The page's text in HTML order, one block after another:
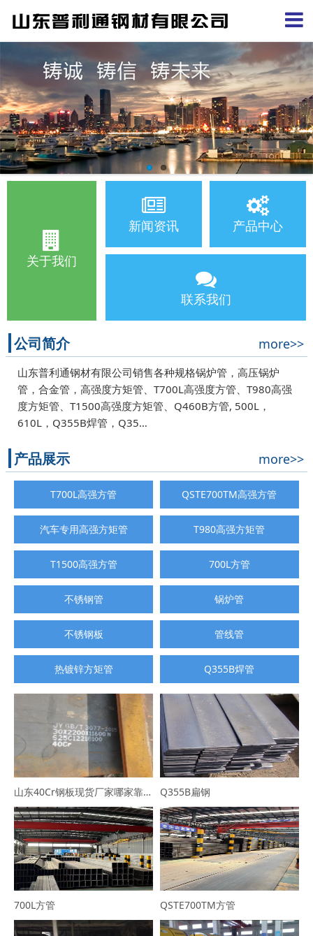
关于我们
新闻资讯 产品中心
联系我们
公司简介 more>>
山东普利通钢材有限公司销售各种规格锅炉管，高压锅炉
管，合金管，高强度方矩管、T700L高强度方管、T980高强
度方矩管、T1500高强度方矩管、Q460B方管, 500L，
610L，Q355B焊管，Q35…
产品展示 more>>
T700L高强方管 QSTE700TM高强方管
汽车专用高强方矩管 T980高强方矩管
T1500高强方管 700L方管
不锈钢管 锅炉管
不锈钢板 管线管
热镀锌方矩管 Q355B焊管
山东40Cr钢板现货厂家哪家靠谱？选山东普利通钢材，规格全可定制 Q355B扁钢
700L方管 QSTE700TM方管